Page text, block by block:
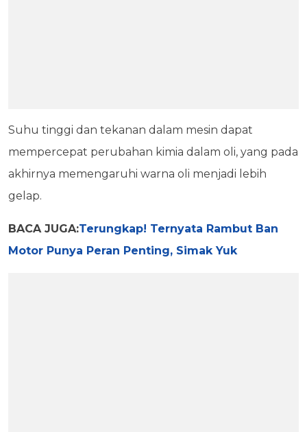
Suhu tinggi dan tekanan dalam mesin dapat
mempercepat perubahan kimia dalam oli, yang pada
akhirnya memengaruhi warna oli menjadi lebih
gelap.
BACA JUGA:Terungkap! Ternyata Rambut Ban
Motor Punya Peran Penting, Simak Yuk